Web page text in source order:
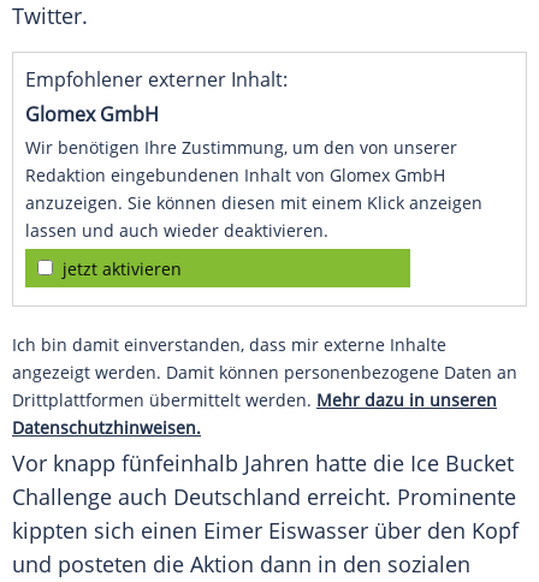
Twitter.
Empfohlener externer Inhalt:
Glomex GmbH
Wir benötigen Ihre Zustimmung, um den von unserer
Redaktion eingebundenen Inhalt von Glomex GmbH
anzuzeigen. Sie können diesen mit einem Klick anzeigen
lassen und auch wieder deaktivieren.
jetzt aktivieren
Ich bin damit einverstanden, dass mir externe Inhalte
angezeigt werden. Damit können personenbezogene Daten an
Drittplattformen übermittelt werden. Mehr dazu in unseren
Datenschutzhinweisen.
Vor knapp fünfeinhalb Jahren hatte die Ice Bucket
Challenge auch Deutschland erreicht. Prominente
kippten sich einen Eimer Eiswasser über den Kopf
und posteten die Aktion dann in den sozialen